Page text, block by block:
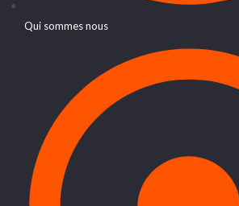
Qui sommes nous